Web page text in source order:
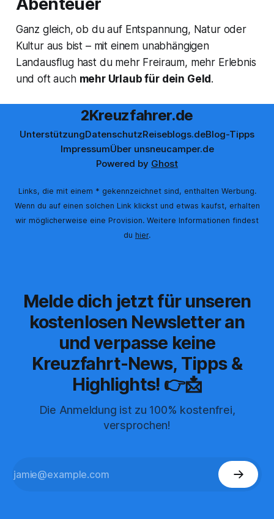
Abenteuer
Ganz gleich, ob du auf Entspannung, Natur oder
Kultur aus bist – mit einem unabhängigen
Landausflug hast du mehr Freiraum, mehr Erlebnis
und oft auch mehr Urlaub für dein Geld .
2Kreuzfahrer.de
UnterstützungDatenschutzReiseblogs.deBlog-Tipps
ImpressumÜber unsneucamper.de
Powered by Ghost
Links, die mit einem * gekennzeichnet sind, enthalten Werbung.
Wenn du auf einen solchen Link klickst und etwas kaufst, erhalten
wir möglicherweise eine Provision. Weitere Informationen findest
du hier.
Melde dich jetzt für unseren
kostenlosen Newsletter an
und verpasse keine
Kreuzfahrt-News, Tipps &
Highlights! 👉📩
Die Anmeldung ist zu 100% kostenfrei,
versprochen!